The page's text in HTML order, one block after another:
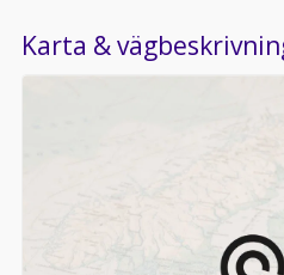
Karta &